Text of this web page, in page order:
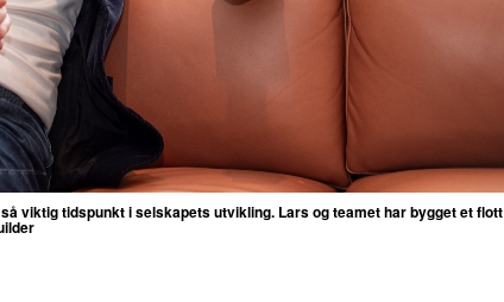
viktig tidspunkt i selskapets utvikling. Lars og teamet har bygget et flott